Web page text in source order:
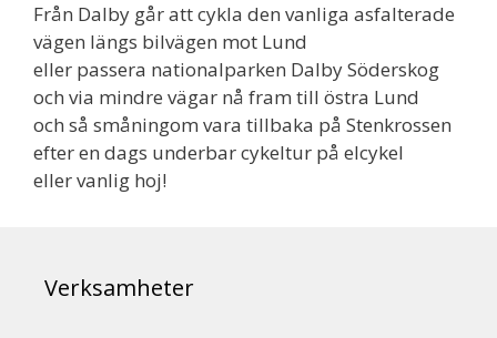
Från Dalby går att cykla den vanliga asfalterade
vägen längs bilvägen mot Lund
eller passera nationalparken Dalby Söderskog
och via mindre vägar nå fram till östra Lund
och så småningom vara tillbaka på Stenkrossen
efter en dags underbar cykeltur på elcykel
eller vanlig hoj!
Verksamheter